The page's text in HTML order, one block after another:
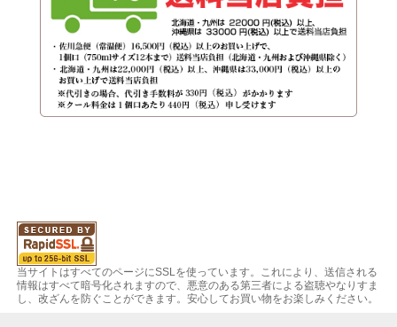
当サイトはすべてのページにSSLを使っています。これにより、送信される
情報はすべて暗号化されますので、悪意のある第三者による盗聴やなりすま
し、改ざんを防ぐことができます。安心してお買い物をお楽しみください。